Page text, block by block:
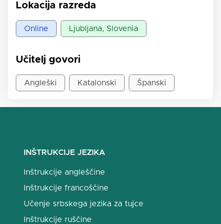
Lokacija razreda
Online Ljubljana, Slovenia
Učitelj govori
Angleški Katalonski Španski
INŠTRUKCIJE JEZIKA
Inštrukcije angleščine
Inštrukcije francoščine
Učenje srbskega jezika za tujce
Inštrukcije ruščine